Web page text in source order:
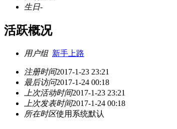
生日-
活跃概况
用户组 新手上路
注册时间2017-1-23 23:21
最后访问2017-1-24 00:18
上次活动时间2017-1-23 23:21
上次发表时间2017-1-24 00:18
所在时区使用系统默认